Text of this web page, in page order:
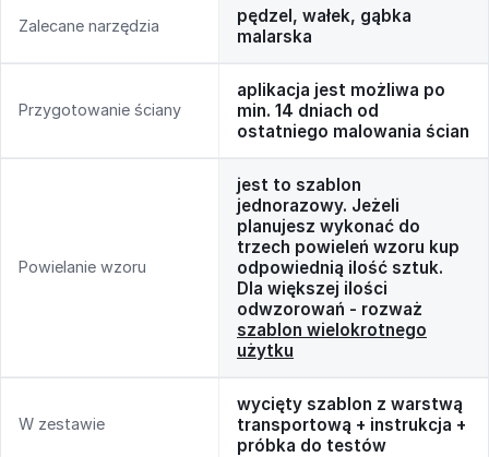
Zalecane narzędzia
pędzel, wałek, gąbka
malarska
Przygotowanie ściany
aplikacja jest możliwa po
min. 14 dniach od
ostatniego malowania ścian
Powielanie wzoru
jest to szablon
jednorazowy. Jeżeli
planujesz wykonać do
trzech powieleń wzoru kup
odpowiednią ilość sztuk.
Dla większej ilości
odwzorowań - rozważ
szablon wielokrotnego
użytku
W zestawie
wycięty szablon z warstwą
transportową + instrukcja +
próbka do testów